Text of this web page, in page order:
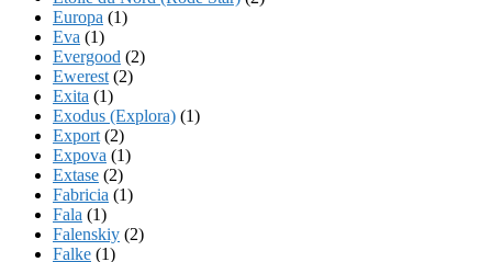
Europa (1)
Eva (1)
Evergood (2)
Ewerest (2)
Exita (1)
Exodus (Explora) (1)
Export (2)
Expova (1)
Extase (2)
Fabricia (1)
Fala (1)
Falenskiy (2)
Falke (1)